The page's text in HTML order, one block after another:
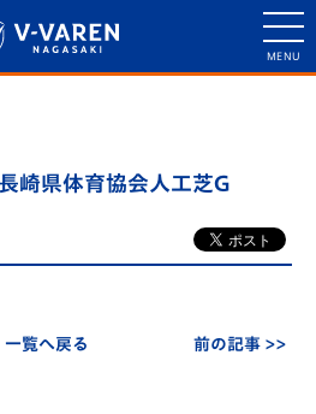
崎県体育協会人工芝G
一覧へ戻る 前の記事 >>